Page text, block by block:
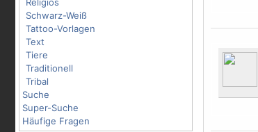
Schwarz-Weiß
Tattoo-Vorlagen
Text
Tiere
Traditionell
Tribal
Suche
Super-Suche
Häufige Fragen